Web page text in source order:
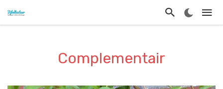
Complementair